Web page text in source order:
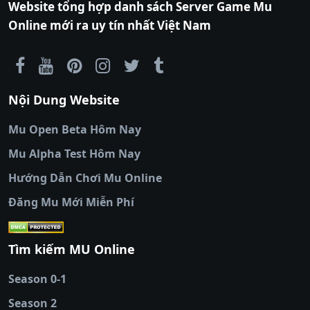
Kiểu reset: Reset In Game
Antihack: GameGuard
xem bóng đá cakhiatv
|Link xem bóng đá
90phut
| Coi đá banh
bóng đá trực tiếp
|xem bóng đá trực
bóng đá trực tiếp
cẩm tv
|thapcam
luongsontv
|trực tiếp bóng đá cakhiatv
tiếp bóng đá
socolive
cakhiatv
| kèo nhà
cái
|qh88
88
|tài xỉu
online
|sunwin |
cái uy tín
Website tổng hợp danh sách Server Game Mu
Online mới ra uy tín nhất Việt Nam
Nội Dung Website
Mu Open Beta Hôm Nay
Mu Alpha Test Hôm Nay
Hướng Dẫn Chơi Mu Online
Đăng Mu Mới Miễn Phí
Tìm kiếm MU Online
Season 0-1
Season 2